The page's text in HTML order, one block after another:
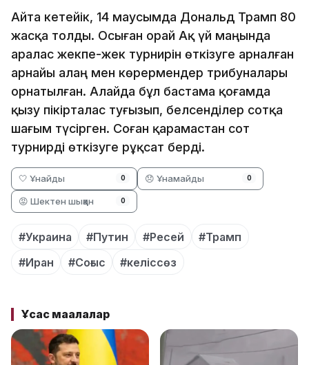
Айта кетейік, 14 маусымда Дональд Трамп 80
жасқа толды. Осыған орай Ақ үй маңында
аралас жекпе-жек турнирін өткізуге арналған
арнайы алаң мен көрермендер трибуналары
орнатылған. Алайда бұл бастама қоғамда
қызу пікірталас туғызып, белсенділер сотқа
шағым түсірген. Соған қарамастан сот
турнирді өткізуге рұқсат берді.
🤍 Ұнайды 0 😞 Ұнамайды 0
😡 Шектен шыққан 0
#Украина #Путин #Ресей
#Трамп
#Иран
#Соғыс #келіссөз
Ұқсас мақалалар